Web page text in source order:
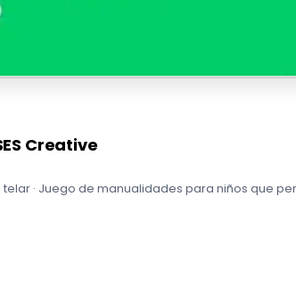
Creative
· Juego de manualidades para niños que